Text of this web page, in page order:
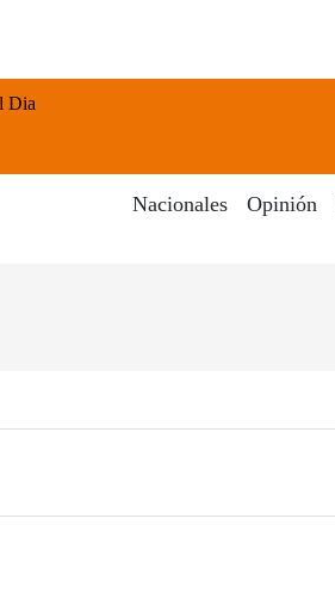
Nacionales Opinión